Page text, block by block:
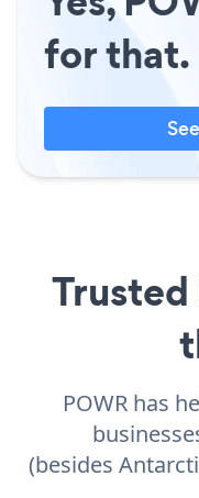
for that.
POWR has
(besides